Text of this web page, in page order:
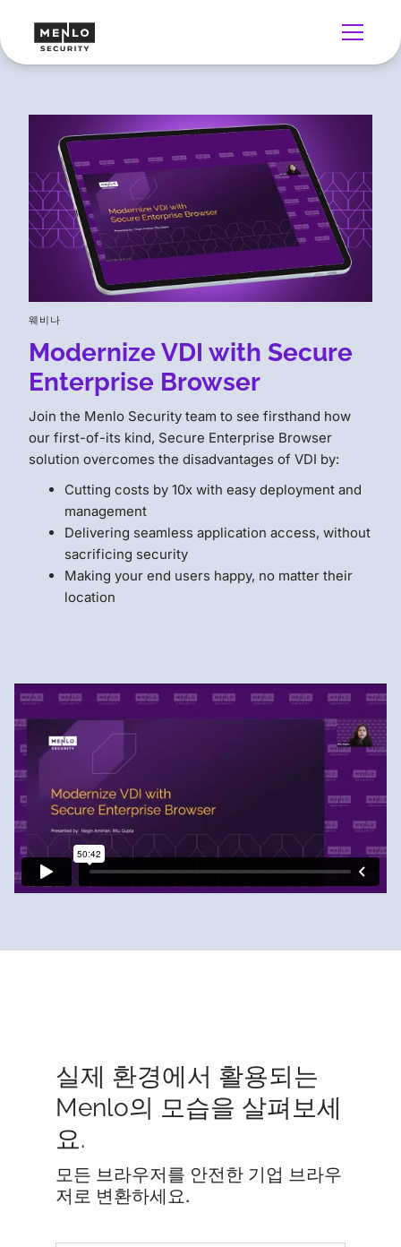
웨비나
Modernize VDI with Secure
Enterprise Browser
Join the Menlo Security team to see firsthand how
our first-of-its kind, Secure Enterprise Browser
solution overcomes the disadvantages of VDI by:
Cutting costs by 10x with easy deployment and
management
Delivering seamless application access, without
sacrificing security
Making your end users happy, no matter their
location
실제 환경에서 활용되는
Menlo의 모습을 살펴보세
요.
모든 브라우저를 안전한 기업 브라우
저로 변환하세요.